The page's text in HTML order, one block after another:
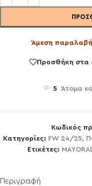
Άμεση
Προσθήκη στα
5 Άτομα
Κωδικός
Κατηγορίες: FW 24/25,
Ετικέτες:
Περιγραφή